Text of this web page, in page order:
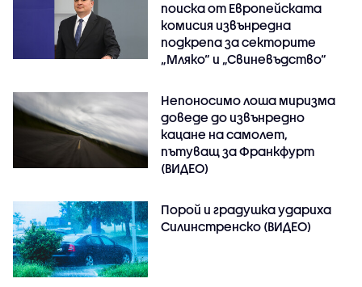
поиска от Европейската
комисия извънредна
подкрепа за секторите
„Мляко“ и „Свиневъдство“
Непоносимо лоша миризма
доведе до извънредно
кацане на самолет,
пътуващ за Франкфурт
(ВИДЕО)
Порой и градушка удариха
Силинстренско (ВИДЕО)